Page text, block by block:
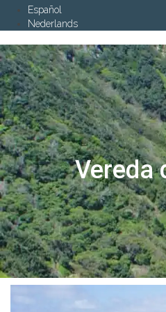
Español
Nederlands
Vereda